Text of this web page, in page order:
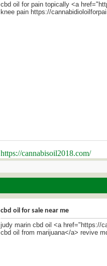
cbd oil for pain topically <a
knee pain https://
https://cannabisoil2018.com/
cbd oil for sale near me
judy marin cbd oil <a href="https://
cbd oil from marijuana</a> revive